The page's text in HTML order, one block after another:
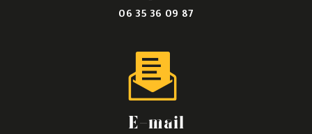
06 35 36 09 87
E-mail